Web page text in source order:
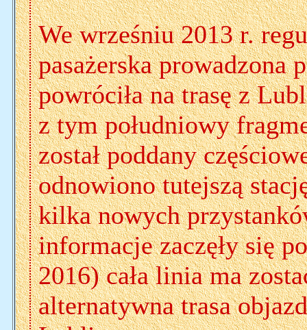
We wrześniu 2013 r.
pasażerska prowadzona
powróciła na trasę z
z tym południowy
został poddany
odnowiono tutejszą
kilka nowych
informacje zaczęły się
2016) cała linia ma
alternatywna trasa